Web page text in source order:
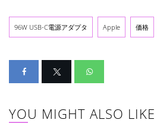
96W USB-C電源アダプタ Apple 価格
YOU MIGHT ALSO LIKE